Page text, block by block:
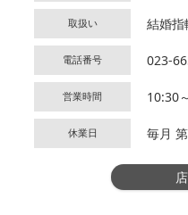
取扱い 結婚指
電話番号 023-
営業時間 10:30
休業日 毎月